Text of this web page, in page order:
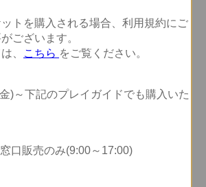
トを購入される場合、 利用規約にご
がございます。
、
こちら をご覧ください。
)～下記のプレイガイドでも購入いた
口販売のみ(9:00～17:00)